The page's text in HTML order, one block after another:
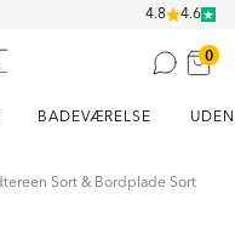
4.8 4.6
0
BADEVÆRELSE
Sort & Bordplade Sort